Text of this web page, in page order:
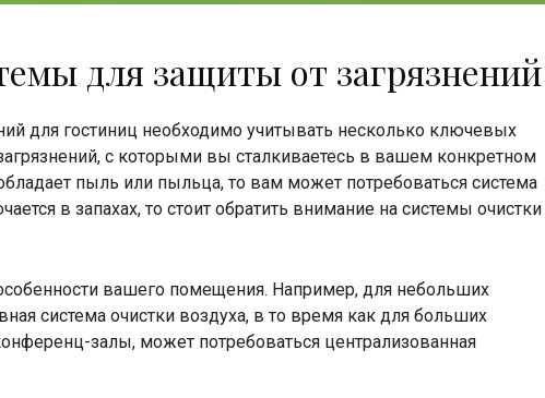
для защиты от загрязнений
для гостиниц необходимо учитывать несколько ключевых
с которыми вы сталкиваетесь в вашем конкретном
пыль или пыльца, то вам может потребоваться система
в запахах, то стоит обратить внимание на системы очистки
вашего помещения. Например, для небольших
система очистки воздуха, в то время как для больших
залы, может потребоваться централизованная